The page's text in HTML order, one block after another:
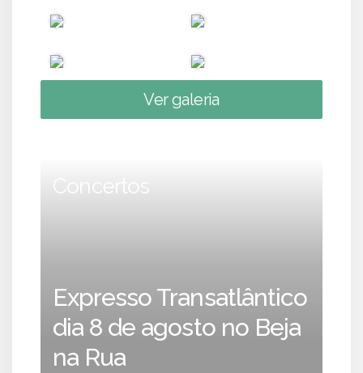
Ver galeria
Concertos
Expresso Transatlântico
dia 8 de agosto no Beja
na Rua